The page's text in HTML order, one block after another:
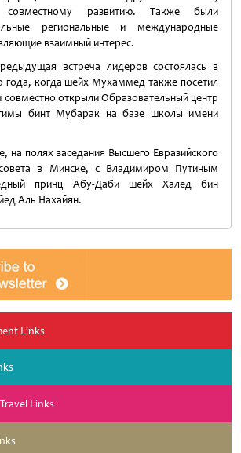
совместному развитию. Также были
региональные и международные
взаимный интерес.
встреча лидеров состоялась в
года, когда шейх Мухаммед также посетил
открыли Образовательный центр
бинт Мубарак на базе школы имени
на полях заседания Высшего Евразийского
в Минске, с Владимиром Путиным
принц Абу-Даби шейх Халед бин
Аль Нахайян.
Links
Links